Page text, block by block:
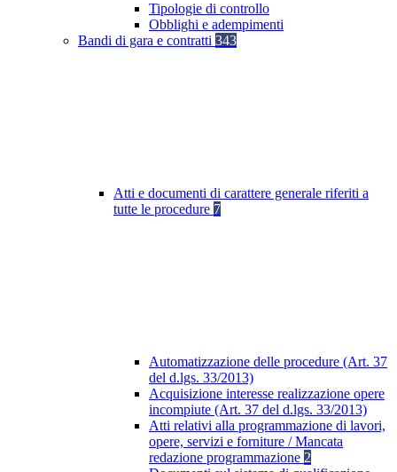
Tipologie di controllo
Obblighi e adempimenti
Bandi di gara e contratti 343
Atti e documenti di carattere generale riferiti a
tutte le procedure 7
Automatizzazione delle procedure (Art. 37
del d.lgs. 33/2013)
Acquisizione interesse realizzazione opere
incompiute (Art. 37 del d.lgs. 33/2013)
Atti relativi alla programmazione di lavori,
opere, servizi e forniture / Mancata
redazione programmazione 2